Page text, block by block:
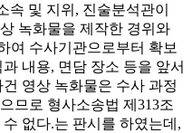
속 및 지위, 진술분석관이
녹화물을 제작한 경위와
여 수사기관으로부터 확보
내용, 면담 장소 등을 앞서
영상 녹화물은 수사 과정
므로 형사소송법 제313조
없다.는 판시를 하였는데,